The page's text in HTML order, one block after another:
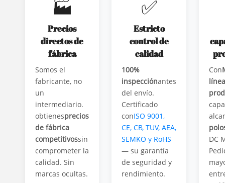
🏭
Precios
directos de
fábrica
Somos el
fabricante, no
un
intermediario.
obtienesprecios
de fábrica
competitivossin
comprometer la
calidad. Sin
marcas ocultas.
✅
Estricto
control de
calidad
100%
inspecciónantes
del envío.
Certificado
conISO 9001,
CE, CB, TUV, AEA,
SEMKO y RoHS
— su garantía
de seguridad y
rendimiento.
Con
DC